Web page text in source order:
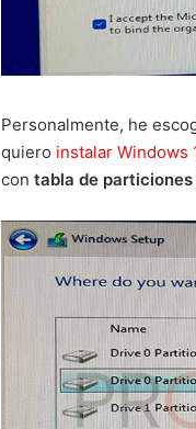
Personalmente, he
quiero instalar Windows
con tabla de particiones